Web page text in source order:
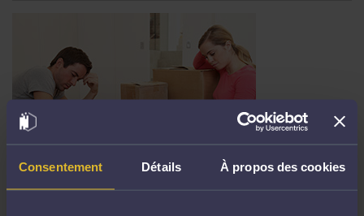
Consentement Détails À propos des cookies
VALABLEMENT PORTER DES INTERMITTENTS DU SPECTACLE